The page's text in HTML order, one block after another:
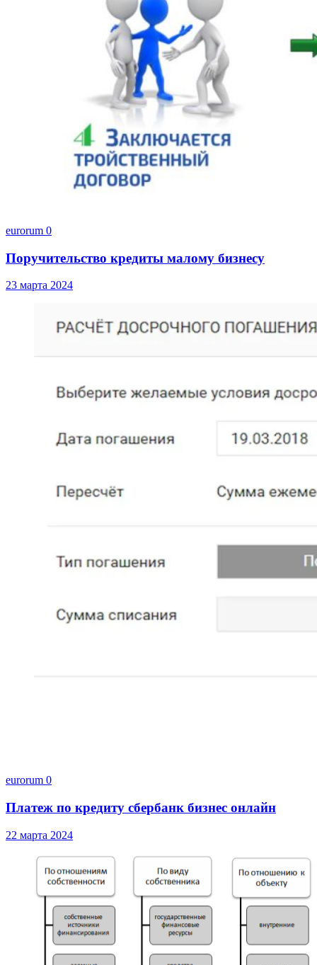
eurorum 0
Поручительство кредиты малому бизнесу
23 марта 2024
eurorum 0
Платеж по кредиту сбербанк бизнес онлайн
22 марта 2024